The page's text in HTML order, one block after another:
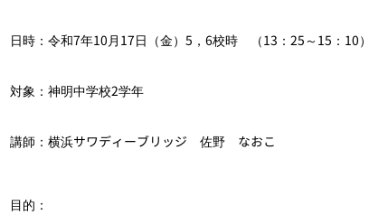
日時：令和7年10月17日（金）5，6校時 （13：25～15：10）
対象：神明中学校2学年
講師：横浜サワディーブリッジ 佐野 なおこ
目的：